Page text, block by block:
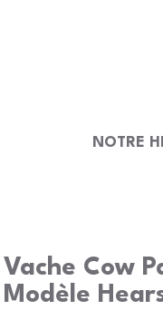
NOTRE
Vache Cow
Modèle